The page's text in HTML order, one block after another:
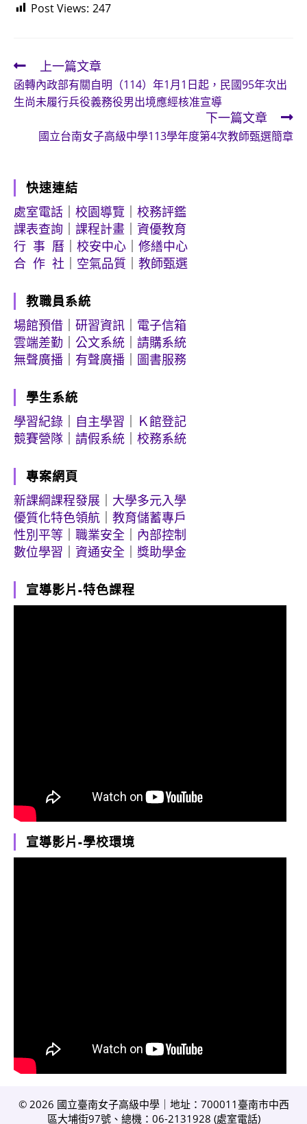
Post Views: 247
Read
more
articles
上一篇文章
函轉內政部有關自明（114）年1月1日起，民國95年次出
生尚未履行兵役義務役男出境應經核准宣導
下一篇文章
國立台南女子高級中學113學年度第4次教師甄選簡章
快速連結
處室電話
校園導覽
校務評鑑
課表查詢
課程計畫
資優教育
行 事 曆
校安中心
修繕中心
合 作 社
空氣品質 教師甄選
教職員系統
場館預借
研習資訊
電子信箱
雲端差勤
公文系統
請購系統
無聲廣播
有聲廣播 圖書服務
學生系統
學習紀錄
自主學習
Ｋ館登記
競賽營隊
請假系統 校務系統
專案網頁
新課綱課程發展
大學多元入學
優質化特色領航
教育儲蓄專戶
性別平等
職業安全
內部控制
數位學習
資通安全 獎助學金
宣導影片-特色課程
宣導影片-學校環境
© 2026 國立臺南女子高級中學｜地址：700011臺南市中西
區大埔街97號、總機：06-2131928 (處室電話)